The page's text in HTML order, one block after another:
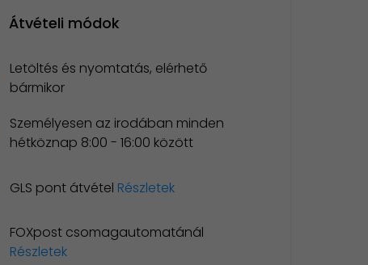
Átvételi módok
Letöltés és nyomtatás, elérhető
bármikor
Személyesen az irodában minden
hétköznap 8:00 - 16:00 között
GLS pont átvétel Részletek
FOXpost csomagautomatánál
Részletek